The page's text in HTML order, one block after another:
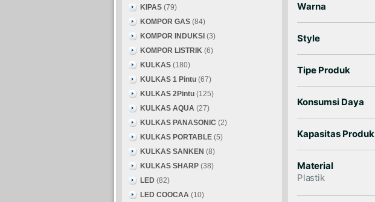
Warna
Style
Tipe Produk
Konsumsi Daya
Kapasitas Produk
Material
Plastik
KIPAS (79)
KOMPOR GAS (84)
KOMPOR INDUKSI (3)
KOMPOR LISTRIK (6)
KULKAS (180)
KULKAS 1 Pintu (67)
KULKAS 2Pintu (125)
KULKAS AQUA (27)
KULKAS PANASONIC (2)
KULKAS PORTABLE (5)
KULKAS SANKEN (8)
KULKAS SHARP (38)
LED (82)
LED COOCAA (10)